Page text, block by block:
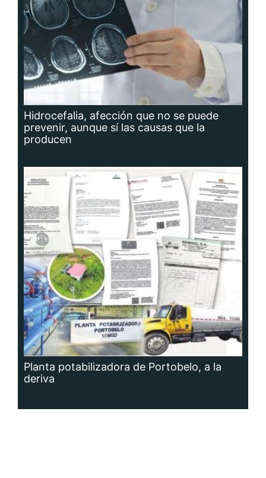
Hidrocefalia, afección que no se puede
prevenir, aunque sí las causas que la
producen
Planta potabilizadora de Portobelo, a la
deriva